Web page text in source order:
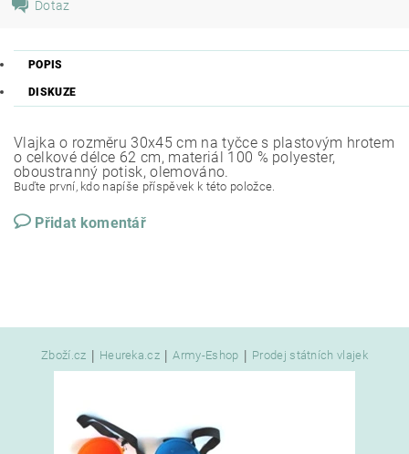
Dotaz
POPIS
DISKUZE
Vlajka o rozměru 30x45 cm na tyčce s plastovým hrotem
o celkové délce 62 cm, materiál 100 % polyester,
oboustranný potisk, olemováno.
Buďte první, kdo napíše příspěvek k této položce.
Přidat komentář
Zboží.cz | Heureka.cz | Army-Eshop | Prodej státních vlajek